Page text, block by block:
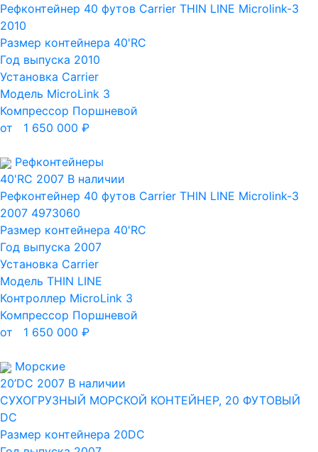
Рефконтейнер 40 футов Carrier THIN LINE Microlink-3
2010
Размер контейнера 40'RC
Год выпуска 2010
Установка Carrier
Модель MicroLink 3
Компрессор Поршневой
от 1 650 000 ₽
Рефконтейнеры
40'RC 2007 В наличии
Рефконтейнер 40 футов Carrier THIN LINE Microlink-3
2007 4973060
Размер контейнера 40'RC
Год выпуска 2007
Установка Carrier
Модель THIN LINE
Контроллер MicroLink 3
Компрессор Поршневой
от 1 650 000 ₽
Морские
20’DC 2007 В наличии
СУХОГРУЗНЫЙ МОРСКОЙ КОНТЕЙНЕР, 20 ФУТОВЫЙ
DC
Размер контейнера 20DC